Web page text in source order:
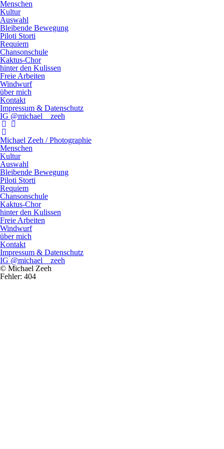
Menschen
Kultur
Auswahl
Bleibende Bewegung
Piloti Storti
Requiem
Chansonschule
Kaktus-Chor
hinter den Kulissen
Freie Arbeiten
Windwurf
über mich
Kontakt
Impressum & Datenschutz
IG @michael__zeeh
Michael Zeeh / Photographie
Menschen
Kultur
Auswahl
Bleibende Bewegung
Piloti Storti
Requiem
Chansonschule
Kaktus-Chor
hinter den Kulissen
Freie Arbeiten
Windwurf
über mich
Kontakt
Impressum & Datenschutz
IG @michael__zeeh
© Michael Zeeh
Fehler: 404